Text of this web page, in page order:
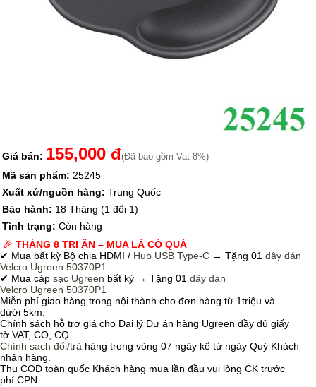
Giá bán: 155,000 đ(Đã bao gồm Vat 8%)
Mã sản phẩm: 25245
Xuất xứ/nguồn hàng: Trung Quốc
Bảo hành: 18 Tháng (1 đổi 1)
Tình trạng: Còn hàng
🎉 THÁNG 8 TRI ÂN – MUA LÀ CÓ QUÀ
✔ Mua bất kỳ Bộ chia HDMI / Hub USB Type-C → Tặng 01 dây dán
Velcro Ugreen 50370P1
✔ Mua cáp sạc Ugreen bất kỳ → Tặng 01 dây dán
Velcro Ugreen 50370P1
Miễn phí giao hàng trong nội thành cho đơn hàng từ 1triệu và
dưới 5km.
Chính sách hỗ trợ giá cho Đại lý Dự án hàng Ugreen đầy đủ giấy
tờ VAT, CO, CQ
Chính sách đổi/trả hàng trong vòng 07 ngày kể từ ngày Quý Khách
nhận hàng.
Thu COD toàn quốc Khách hàng mua lần đầu vui lòng CK trước
phí CPN.